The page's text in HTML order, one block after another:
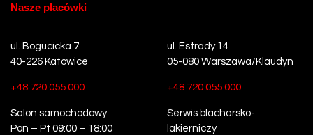
Nasze placówki
ul. Bogucicka 7
40-226 Katowice
+48 720 055 000
Salon samochodowy
Pon – Pt 09:00 – 18:00
ul. Estrady 14
05-080 Warszawa/Klaudyn
+48 720 055 000
Serwis blacharsko-
lakierniczy